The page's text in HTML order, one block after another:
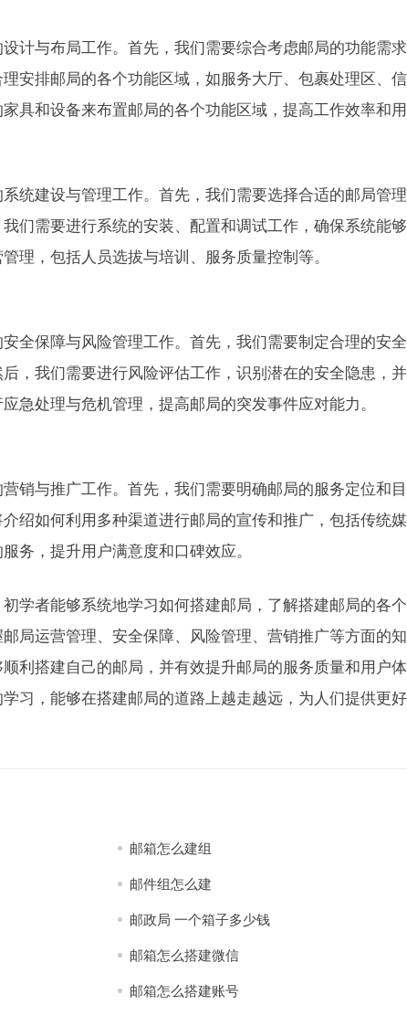
计与布局工作。首先，我们需要综合考虑邮局的功能需求
安排邮局的各个功能区域，如服务大厅、包裹处理区、
具和设备来布置邮局的各个功能区域，提高工作效率和用
统建设与管理工作。首先，我们需要选择合适的邮局管
们需要进行系统的安装、配置和调试工作，确保系统能够
理，包括人员选拔与培训、服务质量控制等。
全保障与风险管理工作。首先，我们需要制定合理的安全
，我们需要进行风险评估工作，识别潜在的安全隐患，
急处理与危机管理，提高邮局的突发事件应对能力。
销与推广工作。首先，我们需要明确邮局的服务定位和
绍如何利用多种渠道进行邮局的宣传和推广，包括传统
务，提升用户满意度和口碑效应。
学者能够系统地学习如何搭建邮局，了解搭建邮局的各
局运营管理、安全保障、风险管理、营销推广等方面的知
利搭建自己的邮局，并有效提升邮局的服务质量和用户
习，能够在搭建邮局的道路上越走越远，为人们提供更
邮箱怎么建组
邮件组怎么建
邮政局 一个箱子多少钱
邮箱怎么搭建微信
邮箱怎么搭建账号